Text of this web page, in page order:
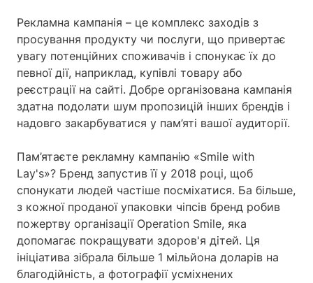
Рекламна кампанія – це комплекс заходів з
просування продукту чи послуги, що привертає
увагу потенційних споживачів і спонукає їх до
певної дії, наприклад, купівлі товару або
реєстрації на сайті. Добре організована кампанія
здатна подолати шум пропозицій інших брендів і
надовго закарбуватися у пам’яті вашої аудиторії.
Пам’ятаєте рекламну кампанію «Smile with
Lay's»? Бренд запустив її у 2018 році, щоб
спонукати людей частіше посміхатися. Ба більше,
з кожної проданої упаковки чіпсів бренд робив
пожертву організації Operation Smile, яка
допомагає покращувати здоров'я дітей. Ця
ініціатива зібрала більше 1 мільйона доларів на
благодійність, а фотографії усміхнених